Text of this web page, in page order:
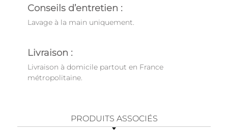
Conseils d’entretien :
Lavage à la main uniquement.
Livraison :
Livraison à domicile partout en France
métropolitaine.
PRODUITS ASSOCIÉS